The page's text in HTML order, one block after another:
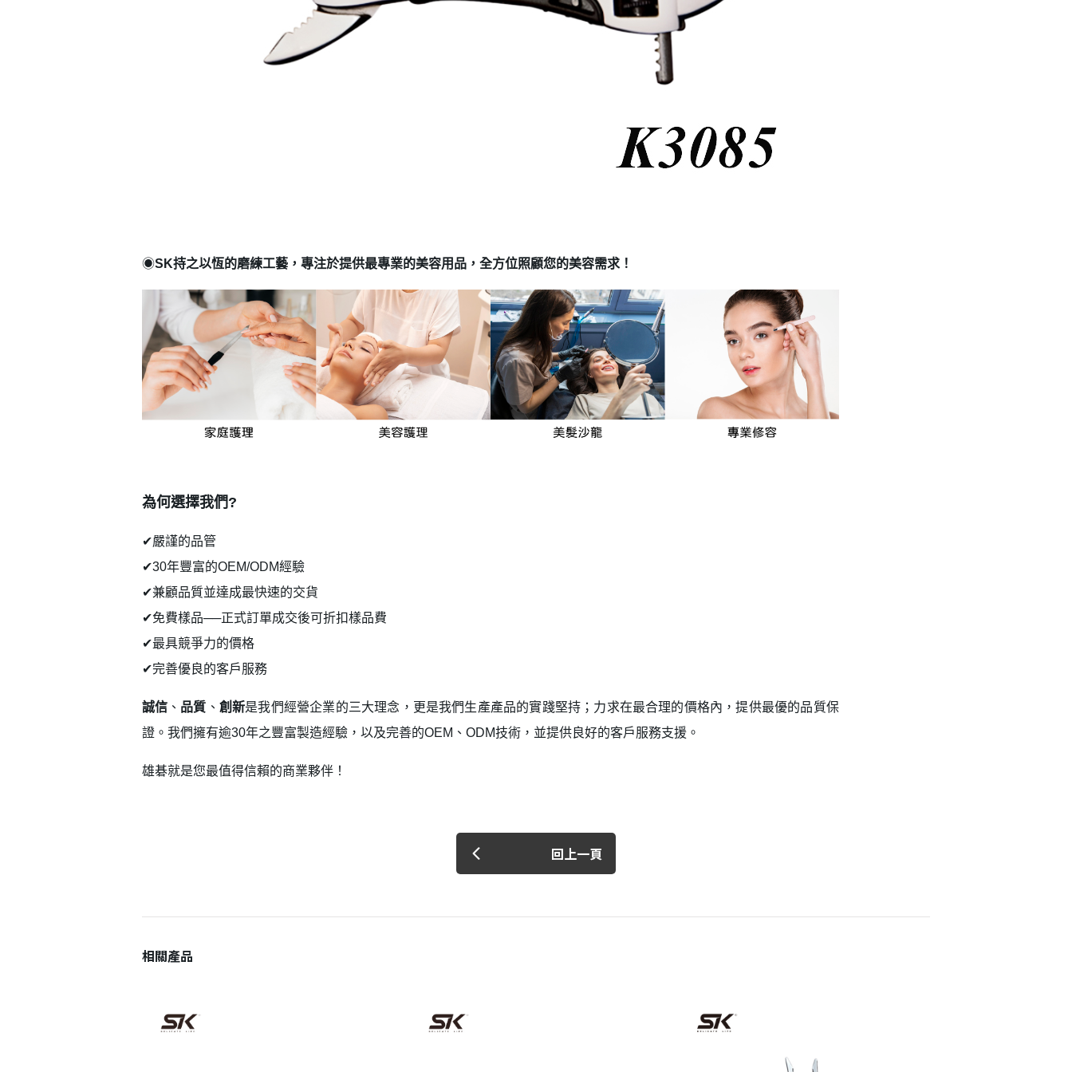
◉SK持之以恆的磨練工藝，專注於提供最專業的美容用品，全方位照顧您的美容需求！
為何選擇我們?
✔嚴謹的品管
✔30年豐富的OEM/ODM經驗
✔兼顧品質並達成最快速的交貨
✔免費樣品──正式訂單成交後可折扣樣品費
✔最具競爭力的價格
✔完善優良的客戶服務
誠信 、 品質 、 創新是我們經營企業的三大理念，更是我們生產產品的實踐堅持；力求在最合理的價格內，提供最優的品質保
證。我們擁有逾30年之豐富製造經驗，以及完善的OEM、ODM技術，並提供良好的客戶服務支援。
雄碁就是您最值得信賴的商業夥伴！
回上一頁
相關產品